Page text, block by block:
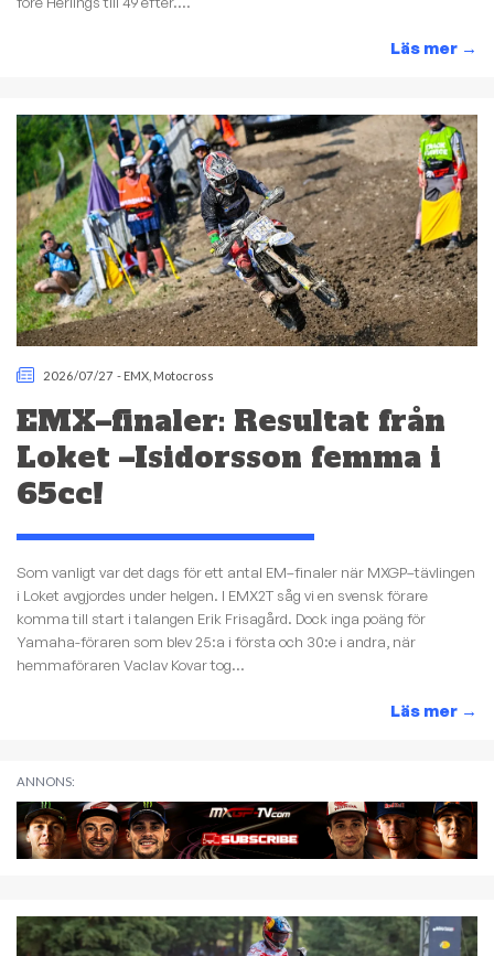
Läs mer →
2026/07/27 - EMX Motocross
EMX–finaler: Resultat från
Loket –Isidorsson femma i
65cc!
Som vanligt var det dags för ett antal EM–finaler när MXGP–tävlingen
i Loket avgjordes under helgen. I EMX2T såg vi en svensk förare
komma till start i talangen Erik Frisagård. Dock inga poäng för
Yamaha-föraren som blev 25:a i första och 30:e i andra, när
hemmaföraren Vaclav Kovar tog...
Läs mer →
ANNONS: